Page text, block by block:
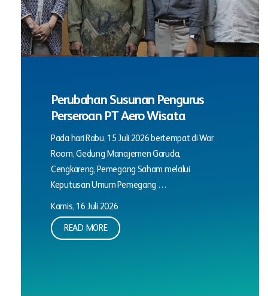
Perubahan Susunan Pengurus
Perseroan PT Aero Wisata
Pada hari Rabu, 15 Juli 2026 bertempat di War
Room, Gedung Manajemen Garuda,
Cengkareng, Pemegang Saham melalui
Keputusan Umum Pemegang …
Kamis, 16 Juli 2026
READ MORE